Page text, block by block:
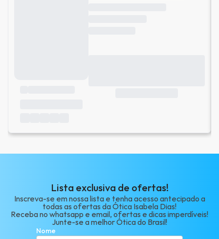
Lista exclusiva de ofertas!
Inscreva-se em nossa lista e tenha acesso antecipado a
todas as ofertas da Ótica Isabela Dias!
Receba no whatsapp e email, ofertas e dicas imperdíveis!
Junte-se a melhor Ótica do Brasil!
Nome